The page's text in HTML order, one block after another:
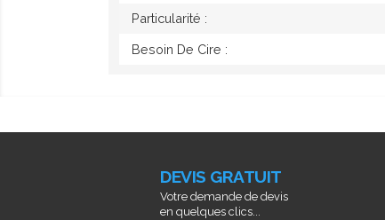
Particularité :
Besoin De Cire :
DEVIS GRATUIT
Votre demande de devis
en quelques clics...